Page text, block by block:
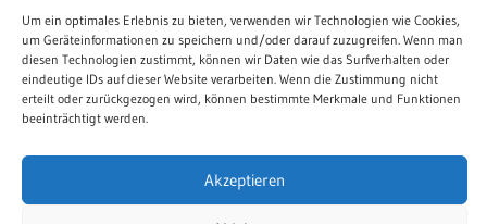
Um ein optimales Erlebnis zu bieten, verwenden wir Technologien wie Cookies,
um Geräteinformationen zu speichern und/oder darauf zuzugreifen. Wenn man
diesen Technologien zustimmt, können wir Daten wie das Surfverhalten oder
eindeutige IDs auf dieser Website verarbeiten. Wenn die Zustimmung nicht
erteilt oder zurückgezogen wird, können bestimmte Merkmale und Funktionen
beeinträchtigt werden.
Akzeptieren
WordPress.org
Kontakt
Impressum